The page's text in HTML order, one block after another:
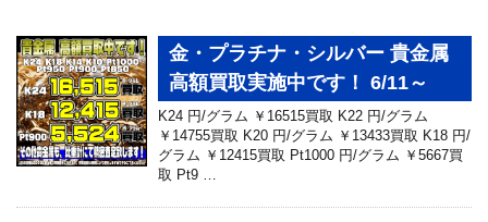
金・プラチナ・シルバー 貴金属
高額買取実施中です！ 6/11～
K24 円/グラム ￥16515買取 K22 円/グラム
￥14755買取 K20 円/グラム ￥13433買取 K18 円/
グラム ￥12415買取 Pt1000 円/グラム ￥5667買
取 Pt9 …